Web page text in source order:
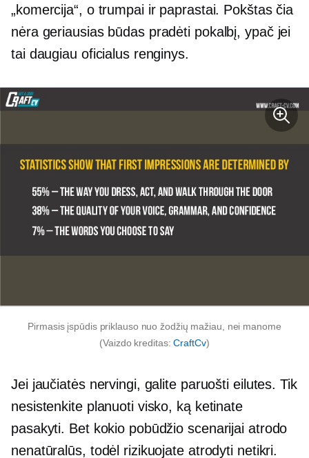
„komercija“, o trumpai ir paprastai. Pokštas čia
nėra geriausias būdas pradėti pokalbį, ypač jei
tai daugiau oficialus renginys.
Pirmasis įspūdis priklauso nuo žodžių mažiau, nei manome
(Vaizdo kreditas:CraftCv)
Jei jaučiatės nervingi, galite paruošti eilutes. Tik
nesistenkite planuoti visko, ką ketinate
pasakyti. Bet kokio pobūdžio scenarijai atrodo
nenatūralūs, todėl rizikuojate atrodyti netikri.